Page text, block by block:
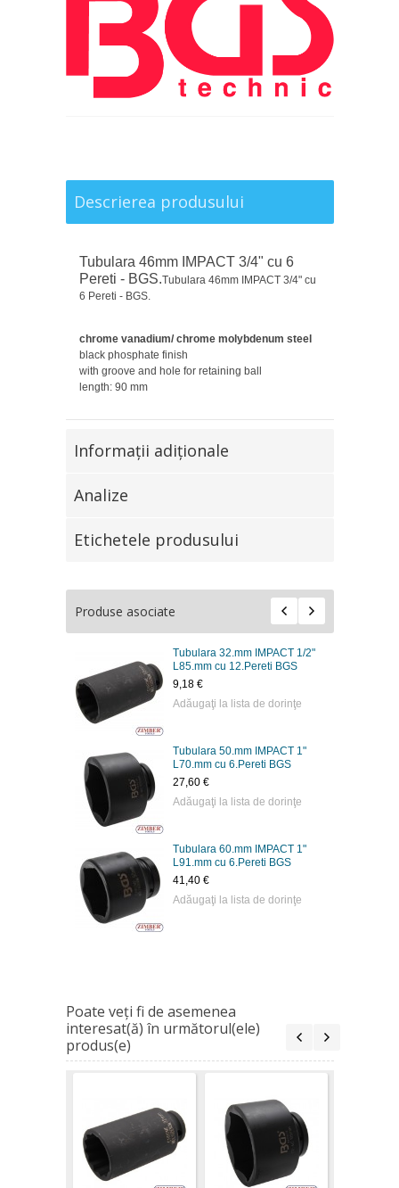
Descrierea produsului
Tubulara 46mm IMPACT 3/4" cu 6
Pereti - BGS.Tubulara 46mm IMPACT 3/4" cu
6 Pereti - BGS.
chrome vanadium/ chrome molybdenum steel
black phosphate finish
with groove and hole for retaining ball
length: 90 mm
Informaţii adiţionale
Analize
Etichetele produsului
Produse asociate
Tubulara 32.mm IMPACT 1/2"
L85.mm cu 12.Pereti BGS
9,18 €
Adăugaţi la lista de dorinţe
Tubulara 50.mm IMPACT 1"
L70.mm cu 6.Pereti BGS
27,60 €
Adăugaţi la lista de dorinţe
Tubulara 60.mm IMPACT 1"
L91.mm cu 6.Pereti BGS
41,40 €
Adăugaţi la lista de dorinţe
Poate veţi fi de asemenea
interesat(ă) în următorul(ele)
produs(e)